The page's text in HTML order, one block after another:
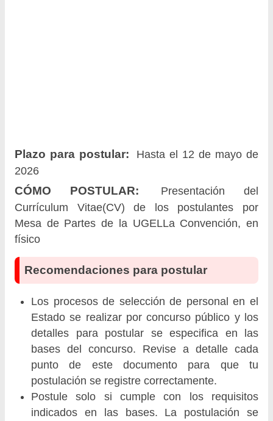
Plazo para postular:
Hasta el 12 de mayo de
2026
CÓMO POSTULAR:
Presentación del
Currículum Vitae(CV) de los postulantes por
Mesa de Partes de la UGELLa Convención, en
físico
Recomendaciones para postular
Los procesos de selección de personal en el
Estado se realizar por concurso público y los
detalles para postular se especifica en las
bases del concurso. Revise a detalle cada
punto de este documento para que tu
postulación se registre correctamente.
Postule solo si cumple con los requisitos
indicados en las bases. La postulación se